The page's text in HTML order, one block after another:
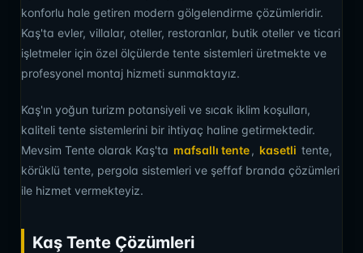
konforlu hale getiren modern gölgelendirme çözümleridir.
Kaş'ta evler, villalar, oteller, restoranlar, butik oteller ve ticari
işletmeler için özel ölçülerde tente sistemleri üretmekte ve
profesyonel montaj hizmeti sunmaktayız.
Kaş'ın yoğun turizm potansiyeli ve sıcak iklim koşulları,
kaliteli tente sistemlerini bir ihtiyaç haline getirmektedir.
Mevsim Tente olarak Kaş'ta mafsallı tente, kasetli tente,
körüklü tente, pergola sistemleri ve şeffaf branda çözümleri
ile hizmet vermekteyiz.
Kaş Tente Çözümleri